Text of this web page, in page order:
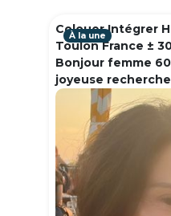
Colouer Intégrer
Toulon France ±
Bonjour femme
joyeuse
À la une